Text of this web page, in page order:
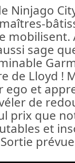
Ninjago
mobilisent.
sage
de Lloyd !
ego et
de
prix que
et